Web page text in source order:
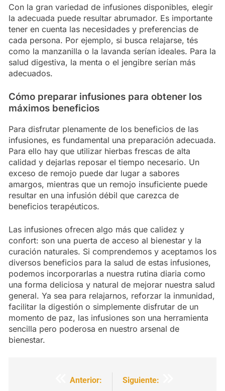
Con la gran variedad de infusiones disponibles, elegir
la adecuada puede resultar abrumador. Es importante
tener en cuenta las necesidades y preferencias de
cada persona. Por ejemplo, si busca relajarse, tés
como la manzanilla o la lavanda serían ideales. Para la
salud digestiva, la menta o el jengibre serían más
adecuados.
Cómo preparar infusiones para obtener los
máximos beneficios
Para disfrutar plenamente de los beneficios de las
infusiones, es fundamental una preparación adecuada.
Para ello hay que utilizar hierbas frescas de alta
calidad y dejarlas reposar el tiempo necesario. Un
exceso de remojo puede dar lugar a sabores
amargos, mientras que un remojo insuficiente puede
resultar en una infusión débil que carezca de
beneficios terapéuticos.
Las infusiones ofrecen algo más que calidez y
confort: son una puerta de acceso al bienestar y la
curación naturales. Si comprendemos y aceptamos los
diversos beneficios para la salud de estas infusiones,
podemos incorporarlas a nuestra rutina diaria como
una forma deliciosa y natural de mejorar nuestra salud
general. Ya sea para relajarnos, reforzar la inmunidad,
facilitar la digestión o simplemente disfrutar de un
momento de paz, las infusiones son una herramienta
sencilla pero poderosa en nuestro arsenal de
bienestar.
NavegaciónAnterior:
Siguiente: